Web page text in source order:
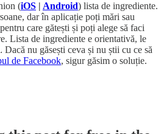
(iOS | Android) lista de ingrediente.
dar în aplicație poți mări sau
care gătești și poți alege să faci
Lista de ingrediente e orientativă, le
nu găsești ceva și nu știi cu ce să
de Facebook, sigur găsim o soluție.